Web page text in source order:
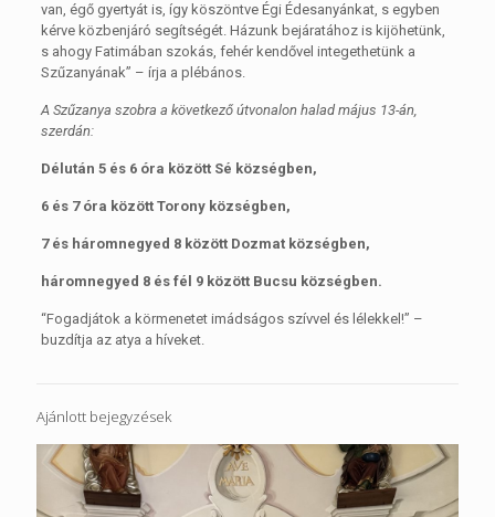
van, égő gyertyát is, így köszöntve Égi Édesanyánkat, s egyben
kérve közbenjáró segítségét. Házunk bejáratához is kijöhetünk,
s ahogy Fatimában szokás, fehér kendővel integethetünk a
Szűzanyának” – írja a plébános.
A Szűzanya szobra a következő útvonalon halad május 13-án,
szerdán:
Délután 5 és 6 óra között Sé községben,
6 és 7 óra között Torony községben,
7 és háromnegyed 8 között Dozmat községben,
háromnegyed 8 és fél 9 között Bucsu községben.
“Fogadjátok a körmenetet imádságos szívvel és lélekkel!” –
buzdítja az atya a híveket.
Ajánlott bejegyzések